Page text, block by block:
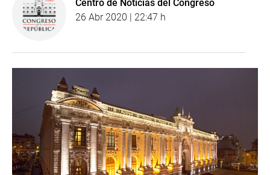
Centro de Noticias del Congreso
26 Abr 2020 | 22:47 h